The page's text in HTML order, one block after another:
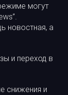
могут
новостная, а
и переход в
снижения и